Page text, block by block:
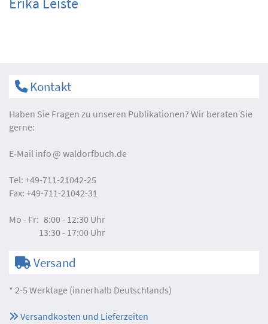
Kontakt
Haben Sie Fragen zu unseren Publikationen? Wir beraten Sie
gerne:
E-Mail info waldorfbuch.de
Tel: +49-711-21042-25
Fax: +49-711-21042-31
Mo - Fr: 8:00 - 12:30 Uhr
13:30 - 17:00 Uhr
Versand
* 2-5 Werktage (innerhalb Deutschlands)
Versandkosten und Lieferzeiten